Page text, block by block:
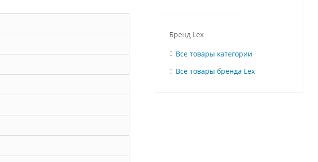
Бренд Lex
Все товары категории
Все товары бренда Lex